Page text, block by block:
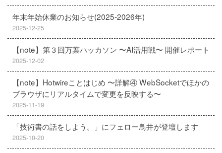
年末年始休業のお知らせ(2025-2026年)
2025-12-25
【note】第３回万葉ハッカソン 〜AI活用戦〜 開催レポート
2025-12-02
【note】Hotwireことはじめ 〜詳解④ WebSocketでほかの
ブラウザにリアルタイムで変更を反映する〜
2025-11-19
「技術書の話をしよう。」にフェロー鳥井が登壇します
2025-10-20